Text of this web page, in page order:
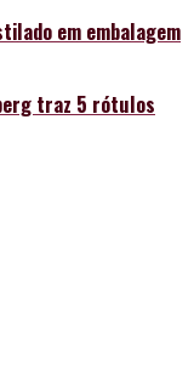
em embalagem
traz 5 rótulos